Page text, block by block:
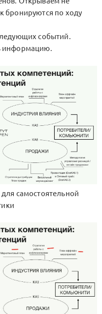
бронируются по ходу
событий.
информацию.
самостоятельной